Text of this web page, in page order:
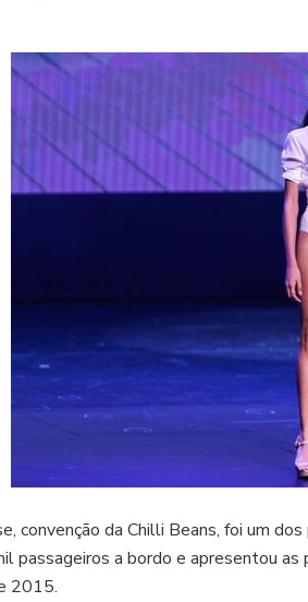
convenção da Chilli Beans, foi um
passageiros a bordo e apresentou
2015.